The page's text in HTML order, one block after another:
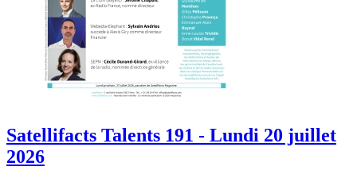
Satellifacts Talents 191 - Lundi 20 juillet
2026